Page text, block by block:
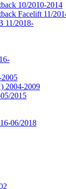
10/2010-2014
Facelift 11/
11/2018-
2004-2009
2015
06/2018